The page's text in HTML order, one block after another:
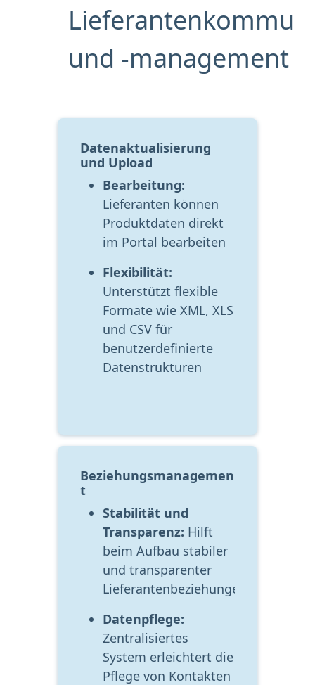
und -management
Datenaktualisierung
und Upload
Bearbeitung:
Lieferanten können
Produktdaten direkt
im Portal bearbeiten
Flexibilität:
Unterstützt flexible
Formate wie XML, XLS
und CSV für
benutzerdefinierte
Datenstrukturen
Beziehungsmanagemen
t
Stabilität und
Transparenz: Hilft
beim Aufbau stabiler
und transparenter
Lieferantenbeziehungen
Datenpflege:
Zentralisiertes
System erleichtert die
Pflege von Kontakten